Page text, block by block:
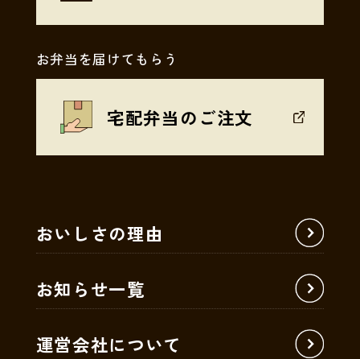
お弁当を届けてもらう
宅配弁当のご注文
おいしさの理由
お知らせ一覧
運営会社について